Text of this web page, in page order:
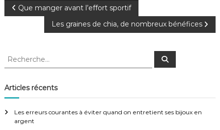
N
v
g
a
Que manger avant l’effort sportif
Les graines de chia, de nombreux bénéfices
R
h
e
c
R
c
e
r
Articles récents
Les erreurs courantes à éviter quand on entretient ses bijoux en
argent